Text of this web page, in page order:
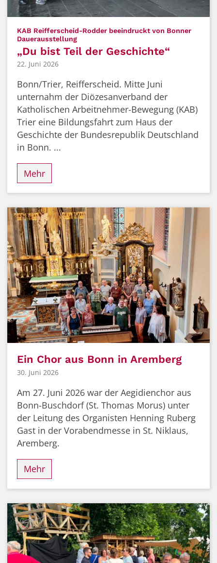
KAB Reifferscheid-Rodder beeindruckt von Bonner
Dauerausstellung:
„Du bist Teil der Geschichte“
22. Juni 2026
Bonn/Trier, Reifferscheid. Mitte Juni
unternahm der Diözesanverband der
Katholischen Arbeitnehmer-Bewegung (KAB)
Trier eine Bildungsfahrt zum Haus der
Geschichte der Bundesrepublik Deutschland
in Bonn. ...
Mehr
Ein Chor aus Bonn in Aremberg
30. Juni 2026
Am 27. Juni 2026 war der Aegidienchor aus
Bonn-Buschdorf (St. Thomas Morus) unter
der Leitung des Organisten Henning Ruberg
Gast in der Vorabendmesse in St. Niklaus,
Aremberg.
Mehr